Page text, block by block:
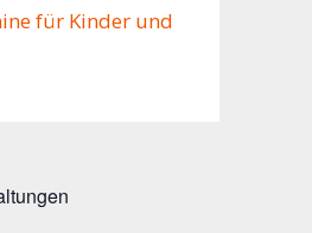
für Kinder und